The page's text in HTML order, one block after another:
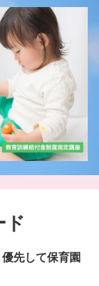
先して保育園